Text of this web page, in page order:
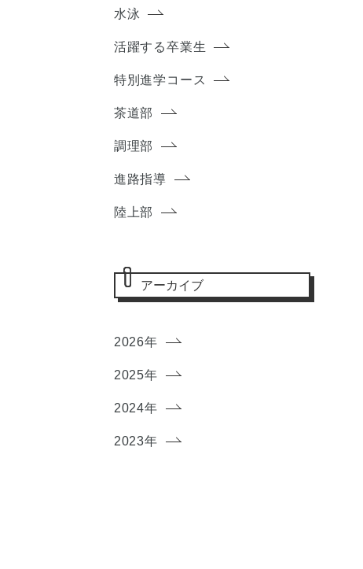
水泳
活躍する卒業生
特別進学コース
茶道部
調理部
進路指導
陸上部
アーカイブ
2026年
2025年
2024年
2023年